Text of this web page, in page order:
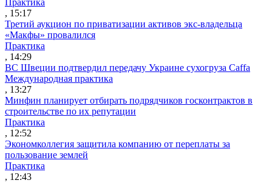
, 15:17
Третий аукцион по приватизации активов экс-владельца
«Макфы» провалился
Практика
, 14:29
ВС Швеции подтвердил передачу Украине сухогруза Caffa
Международная практика
, 13:27
Минфин планирует отбирать подрядчиков госконтрактов в
строительстве по их репутации
Практика
, 12:52
Экономколлегия защитила компанию от переплаты за
пользование землей
Практика
, 12:43